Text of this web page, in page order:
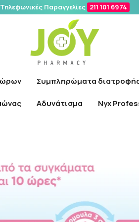
Τηλεφωνικές Παραγγελίες 211 101 6974
Συμπληρώματα
Αδυνάτισμα Nyx
Αναζήτηση
Αρχική / Εταιρίες / Bepanthol